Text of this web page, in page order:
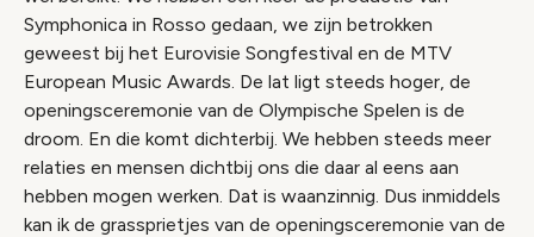
Symphonica in Rosso gedaan, we zijn betrokken
geweest bij het Eurovisie Songfestival en de MTV
European Music Awards. De lat ligt steeds hoger, de
openingsceremonie van de Olympische Spelen is de
droom. En die komt dichterbij. We hebben steeds meer
relaties en mensen dichtbij ons die daar al eens aan
hebben mogen werken. Dat is waanzinnig. Dus inmiddels
kan ik de grassprietjes van de openingsceremonie van de